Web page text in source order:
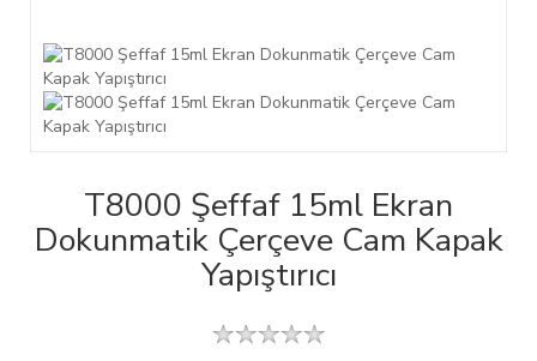
T8000 Şeffaf 15ml Ekran
Dokunmatik Çerçeve Cam Kapak
Yapıştırıcı